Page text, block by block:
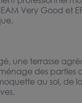
Very Good et
une terrasse
des parties
au sol, de